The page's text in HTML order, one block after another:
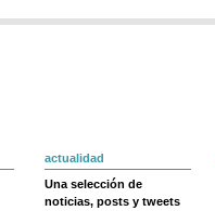
actualidad
Una selección de
noticias, posts y tweets